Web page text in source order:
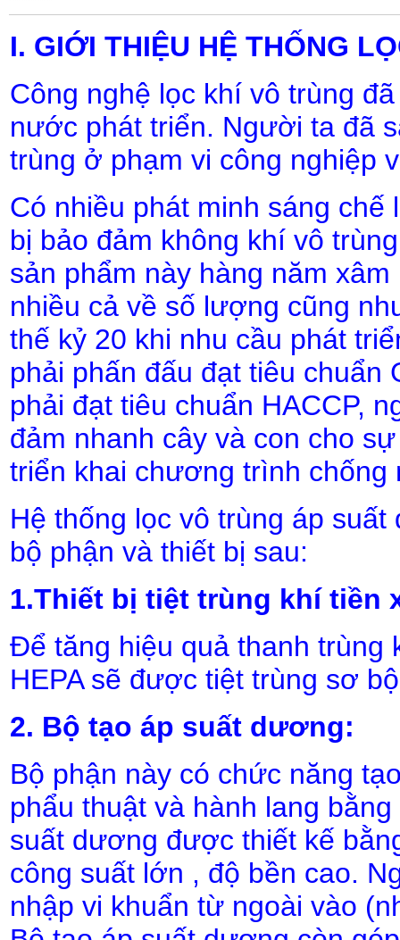
I. GIỚI THIỆU HỆ THỐNG
Công nghệ lọc khí vô trùng
nước phát triển. Người ta đã
trùng ở phạm vi công nghiệp
Có nhiều phát minh sáng
bị bảo đảm không khí vô
sản phẩm này hàng năm
nhiều cả về số lượng cũng
thế kỷ 20 khi nhu cầu phát
phải phấn đấu đạt tiêu chuẩn
phải đạt tiêu chuẩn HACCP,
đảm nhanh cây và con cho
triển khai chương trình chống
Hệ thống lọc vô trùng áp
bộ phận và thiết bị sau:
1.Thiết bị tiệt trùng khí tiền
Để tăng hiệu quả thanh trùng
HEPA sẽ được tiệt trùng sơ
2. Bộ tạo áp suất dương:
Bộ phận này có chức năng
phẩu thuật và hành lang
suất dương được thiết kế
công suất lớn , độ bền cao.
nhập vi khuẩn từ ngoài vào